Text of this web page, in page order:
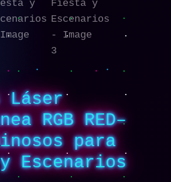
Láser
RGB RED–
para
Escenarios